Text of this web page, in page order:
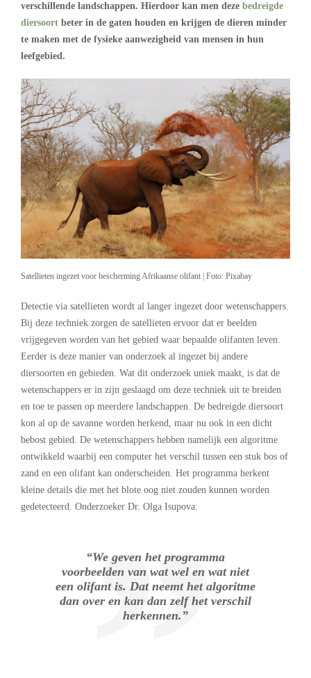
verschillende landschappen. Hierdoor kan men deze bedreigde
diersoort beter in de gaten houden en krijgen de dieren minder
te maken met de fysieke aanwezigheid van mensen in hun
leefgebied.
Satellieten ingezet voor bescherming Afrikaanse olifant | Foto: Pixabay
Detectie via satellieten wordt al langer ingezet door wetenschappers.
Bij deze techniek zorgen de satellieten ervoor dat er beelden
vrijgegeven worden van het gebied waar bepaalde olifanten leven.
Eerder is deze manier van onderzoek al ingezet bij andere
diersoorten en gebieden. Wat dit onderzoek uniek maakt, is dat de
wetenschappers er in zijn geslaagd om deze techniek uit te breiden
en toe te passen op meerdere landschappen. De bedreigde diersoort
kon al op de savanne worden herkend, maar nu ook in een dicht
bebost gebied. De wetenschappers hebben namelijk een algoritme
ontwikkeld waarbij een computer het verschil tussen een stuk bos of
zand en een olifant kan onderscheiden. Het programma herkent
kleine details die met het blote oog niet zouden kunnen worden
gedetecteerd. Onderzoeker Dr. Olga Isupova:
“We geven het programma
voorbeelden van wat wel en wat niet
een olifant is. Dat neemt het algoritme
dan over en kan dan zelf het verschil
herkennen.”